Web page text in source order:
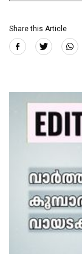
Share this Article